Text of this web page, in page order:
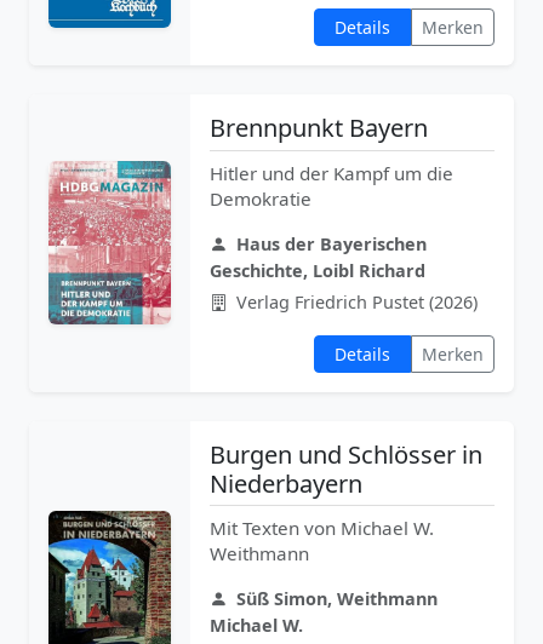
Details Merken
Brennpunkt Bayern
Hitler und der Kampf um die
Demokratie
Haus der Bayerischen
Geschichte, Loibl Richard
Verlag Friedrich Pustet (2026)
Details Merken
Burgen und Schlösser in
Niederbayern
Mit Texten von Michael W.
Weithmann
Süß Simon, Weithmann
Michael W.